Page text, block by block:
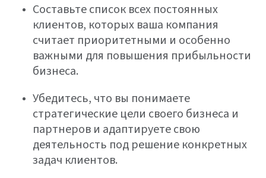
Составьте список всех постоянных
клиентов, которых ваша компания
считает приоритетными и особенно
важными для повышения прибыльности
бизнеса.
Убедитесь, что вы понимаете
стратегические цели своего бизнеса и
партнеров и адаптируете свою
деятельность под решение конкретных
задач клиентов.